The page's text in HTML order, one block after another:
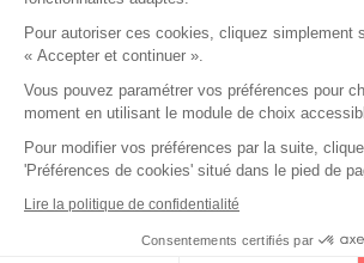
Collections
LINDBERG
Pour autoriser ces cookies, cliquez simplement
« Accepter et continuer ».
Vous pouvez paramétrer vos préférences pour
moment en utilisant le module de choix
Pour modifier vos préférences par la suite,
'Préférences de cookies' situé dans le pied de
Lire la politique de confidentialité
Consentements certifiés par